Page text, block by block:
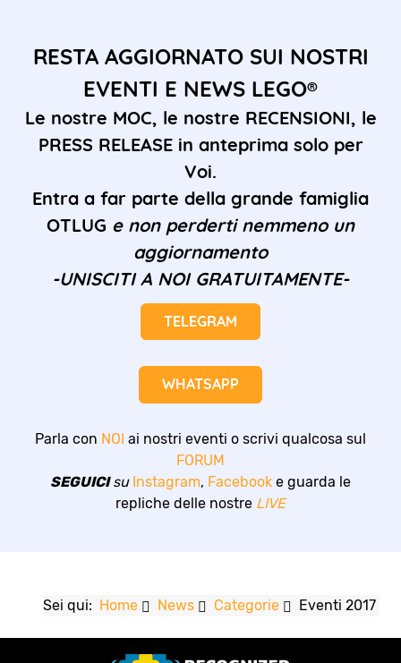
RESTA AGGIORNATO SUI NOSTRI
EVENTI E NEWS LEGO®
Le nostre MOC, le nostre RECENSIONI, le
PRESS RELEASE in anteprima solo per
Voi.
Entra a far parte della grande famiglia
OTLUG e non perderti nemmeno un
aggiornamento
-UNISCITI A NOI GRATUITAMENTE-
TELEGRAM
WHATSAPP
Parla con NOI ai nostri eventi o scrivi qualcosa sul
FORUM
SEGUICIsu Instagram, Facebook e guarda le
repliche delle nostre LIVE
Sei qui: Home News Categorie Eventi 2017